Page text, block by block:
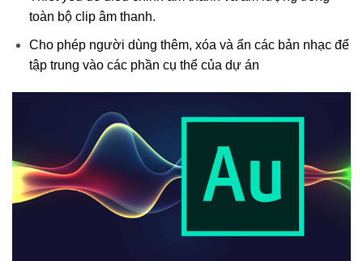
toàn bộ clip âm thanh.
Cho phép người dùng thêm, xóa và ẩn các bản nhạc để
tập trung vào các phần cụ thể của dự án